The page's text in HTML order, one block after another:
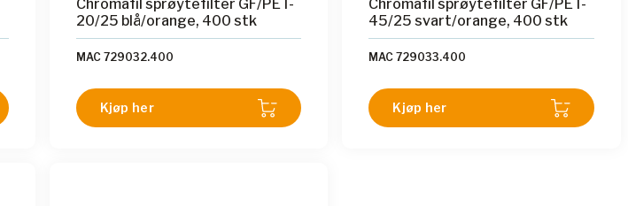
Chromafil sprøytefilter GF/PET-
20/25 blå/orange, 400 stk
MAC 729032.400
Kjøp her
Chromafil sprøytefilter GF/PET-
45/25 svart/orange, 400 stk
MAC 729033.400
Kjøp her